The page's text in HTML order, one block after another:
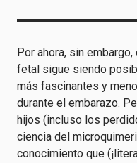
Por ahora, sin
fetal sigue siendo
más fascinantes y
durante el embarazo.
hijos (incluso los
ciencia del
conocimiento que